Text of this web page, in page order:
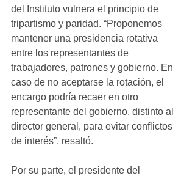
del Instituto vulnera el principio de
tripartismo y paridad. “Proponemos
mantener una presidencia rotativa
entre los representantes de
trabajadores, patrones y gobierno. En
caso de no aceptarse la rotación, el
encargo podría recaer en otro
representante del gobierno, distinto al
director general, para evitar conflictos
de interés”, resaltó.
Por su parte, el presidente del